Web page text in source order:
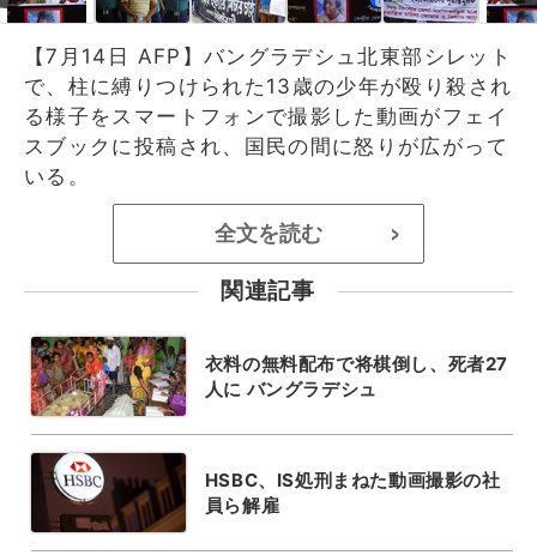
【7月14日 AFP】バングラデシュ北東部シレット
で、柱に縛りつけられた13歳の少年が殴り殺され
る様子をスマートフォンで撮影した動画がフェイ
スブックに投稿され、国民の間に怒りが広がって
いる。
全文を読む >
関連記事
衣料の無料配布で将棋倒し、死者27
人に バングラデシュ
HSBC、IS処刑まねた動画撮影の社
員ら解雇